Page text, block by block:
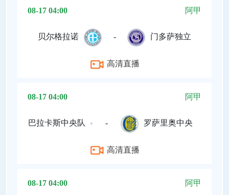
08-17 04:00 阿甲
贝尔格拉诺 - 门多萨独立
高清直播
08-17 04:00 阿甲
巴拉卡斯中央队 - 罗萨里奥中央
高清直播
08-17 04:00 阿甲